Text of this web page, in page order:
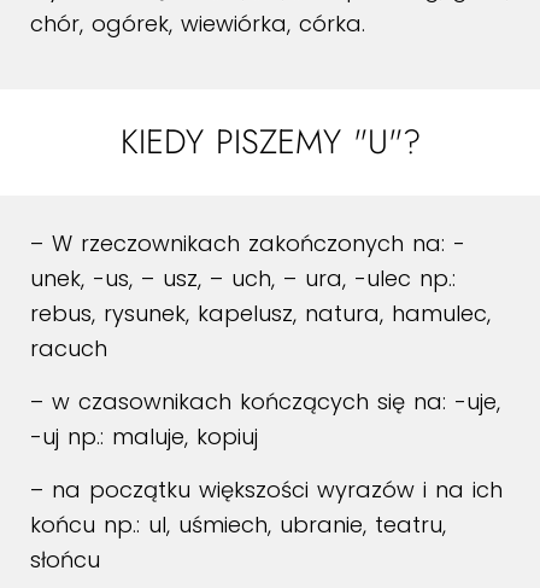
chór, ogórek, wiewiórka, córka.
KIEDY PISZEMY "U"?
– W rzeczownikach zakończonych na: -
unek, -us, – usz, – uch, – ura, -ulec np.:
rebus, rysunek, kapelusz, natura, hamulec,
racuch
– w czasownikach kończących się na: -uje,
-uj np.: maluje, kopiuj
– na początku większości wyrazów i na ich
końcu np.: ul, uśmiech, ubranie, teatru,
słońcu